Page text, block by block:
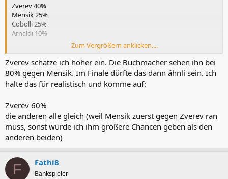
Zverev 40%
Mensik 25%
Cobolli 25%
Arnaldi 10%
Arnaldi wäre als Sieger sicherlich die größte Sensation bei einem GS-
Turnier seit Ewigkeiten, aber dazu wird es wohl auch nicht kommen.
Zum Vergrößern anklicken....
Zverev schätze ich höher ein. Die Buchmacher sehen ihn bei
80% gegen Mensik. Im Finale dürfte das dann ähnli sein. Ich
halte das für realistisch und komme auf:
Zverev 60%
die anderen alle gleich (weil Mensik zuerst gegen Zverev ran
muss, sonst würde ich ihm größere Chancen geben als den
anderen beiden)
F Fathi8
Bankspieler